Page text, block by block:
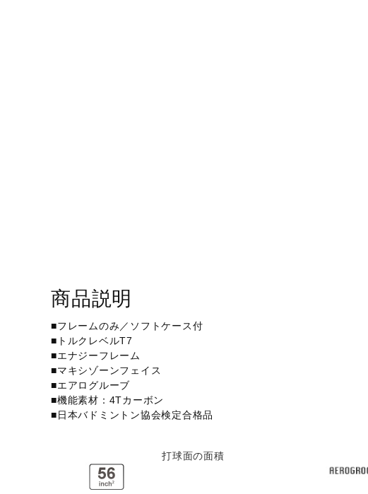
商品説明
■フレームのみ／ソフトケース付
■トルクレベルT7
■エナジーフレーム
■マキシゾーンフェイス
■エアログルーブ
■機能素材：4Tカーボン
■日本バドミントン協会検定合格品
打球面の面積